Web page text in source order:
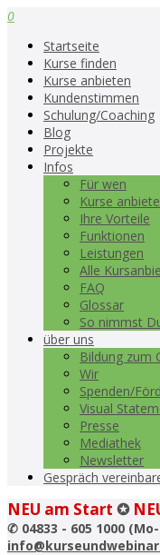
0
Startseite
Kurse finden
Kurse anbieten
Kundenstimmen
Schulung/Coaching
Blog
Projekte
Infos
Für wen
Kurse
Ihre Vorteile
Funktionen
Leistungen
Alle
FAQ
Glossar
So nimmst
über uns
Bildung zum
Wir
Spenden/
Visual
Presse
Mediathek
Newsletter
Gespräch
NEU am Start ✪
✆ 04833 - 605 1000